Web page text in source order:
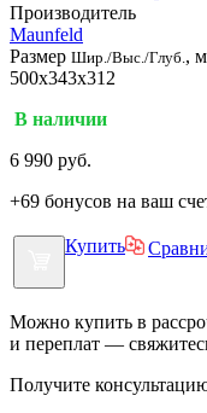
Производитель
Maunfeld
Размер Шир./Выс./Глуб. ,
500x343x312
В наличии
6 990 руб.
+69 бонусов на ваш
Купить
Можно купить в
и переплат —
Получите